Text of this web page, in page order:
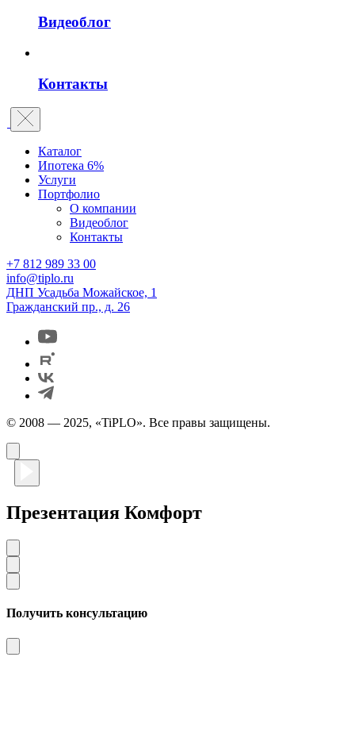
Видеоблог
Контакты
Каталог
Ипотека 6%
Услуги
Портфолио
О компании
Видеоблог
Контакты
+7 812 989 33 00
info@tiplo.ru
ДНП Усадьба Можайское, 1
Гражданский пр., д. 26
© 2008 — 2025, «TiPLO». Все правы защищены.
Презентация Комфорт
Получить консультацию